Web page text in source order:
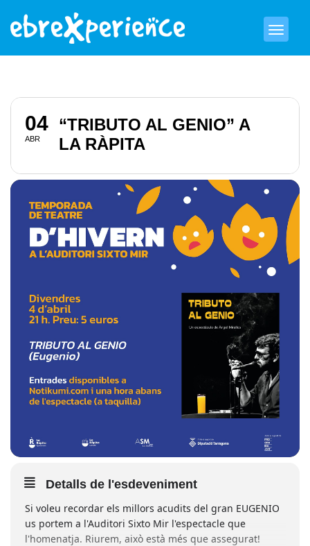
04
ABR
“TRIBUTO AL GENIO” A
LA RÀPITA
Detalls de l'esdeveniment
Si voleu recordar els millors acudits del gran EUGENIO
us portem a l'Auditori Sixto Mir l'espectacle que
l'homenatja. Riurem, això està més que assegurat!